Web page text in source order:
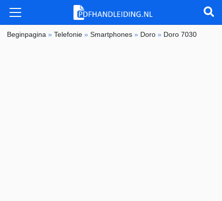
Beginpagina »Telefonie »Smartphones » Doro » Doro 7030